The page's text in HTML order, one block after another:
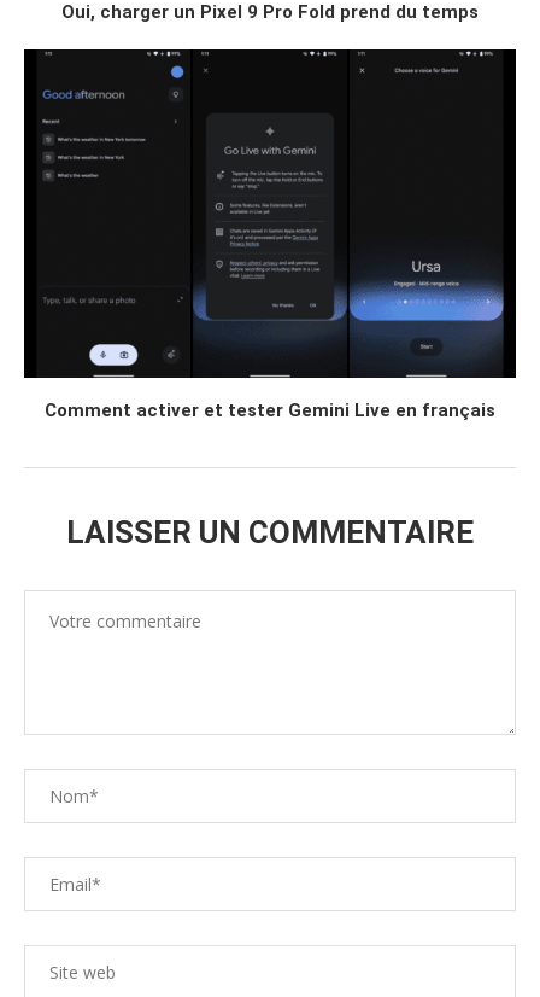
Oui, charger un Pixel 9 Pro Fold prend du temps
Comment activer et tester Gemini Live en français
LAISSER UN COMMENTAIRE